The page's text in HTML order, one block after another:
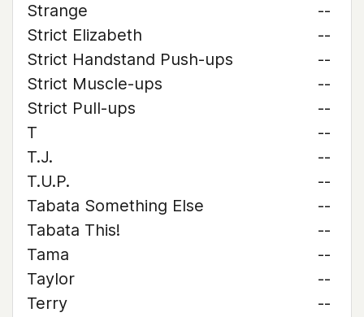
Strange
--
Strict Elizabeth
--
Strict Handstand Push-ups
--
Strict Muscle-ups
--
Strict Pull-ups
--
T
--
T.J.
--
T.U.P.
--
Tabata Something Else
--
Tabata This!
--
Tama
--
Taylor
--
Terry
--